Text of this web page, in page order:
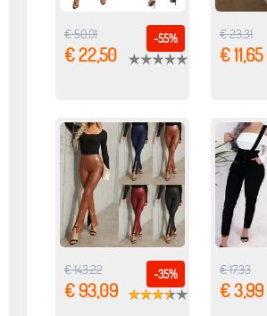
-55%
€ 50,01
€ 22,50
€ 23,31
€ 11,65
-35%
€ 143,22
€ 93,09
€ 17,33
€ 3,99